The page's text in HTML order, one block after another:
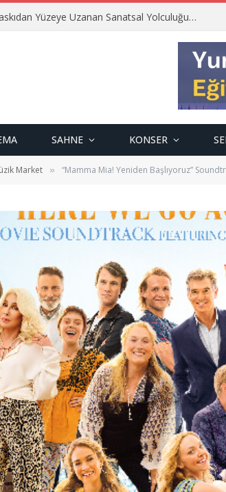
Yüzeye Uzanan Sanatsal Yolculuğu…
SAHNE KONSER
Market » “Mamma Mia! Yeniden Başlıyoruz”